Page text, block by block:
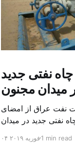
۴۰ حلقه چاه نفتی جدید
میدان مجنون
نفت عراق از امضای
حفر ۴۰ حلقه چاه نفتی جدید در میدان
عراق روز یکشنبه
۰۴ فوریه ۲۰۱۹1 min read